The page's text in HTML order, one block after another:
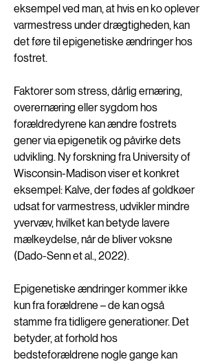
eksempel ved man, at hvis en ko oplever
varmestress under drægtigheden, kan
det føre til epigenetiske ændringer hos
fostret.
Faktorer som stress, dårlig ernæring,
overernæring eller sygdom hos
forældredyrene kan ændre fostrets
gener via epigenetik og påvirke dets
udvikling. Ny forskning fra University of
Wisconsin-Madison viser et konkret
eksempel: Kalve, der fødes af goldkøer
udsat for varmestress, udvikler mindre
yvervæv, hvilket kan betyde lavere
mælkeydelse, når de bliver voksne
(Dado-Senn et al., 2022).
Epigenetiske ændringer kommer ikke
kun fra forældrene – de kan også
stamme fra tidligere generationer. Det
betyder, at forhold hos
bedsteforældrene nogle gange kan